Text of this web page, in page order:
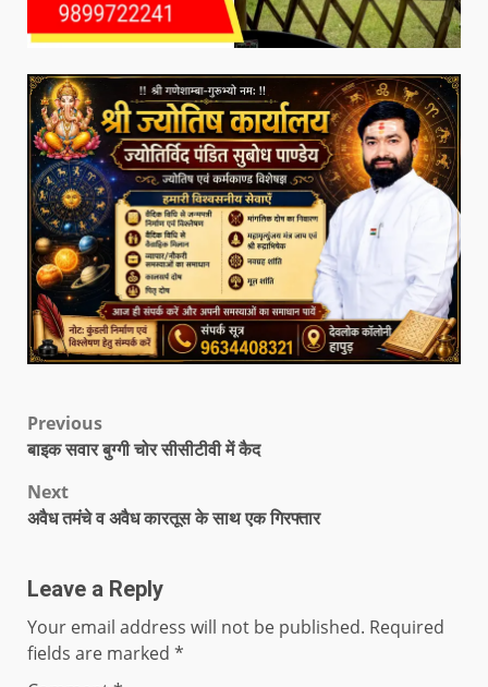
Previous
बाइक सवार बुग्गी चोर सीसीटीवी में कैद
Next
अवैध तमंचे व अवैध कारतूस के साथ एक गिरफ्तार
Leave a Reply
Your email address will not be published. Required
fields are marked *